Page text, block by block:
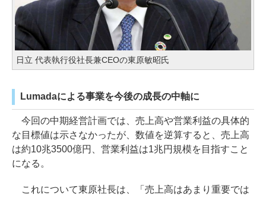
日立 代表執行役社長兼CEOの東原敏昭氏
Lumadaによる事業を今後の成長の中軸に
今回の中期経営計画では、売上高や営業利益の具体的
な目標値は示さなかったが、数値を逆算すると、売上高
は約10兆3500億円、営業利益は1兆円規模を目指すこと
になる。
これについて東原社長は、「売上高はあまり重要では